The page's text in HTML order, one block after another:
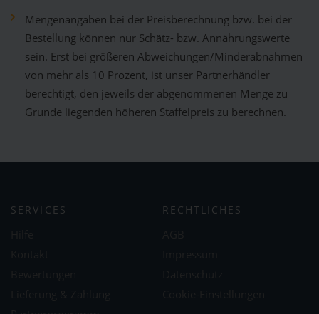
Mengenangaben bei der Preisberechnung bzw. bei der
Bestellung können nur Schätz- bzw. Annährungswerte
sein. Erst bei größeren Abweichungen/Minderabnahmen
von mehr als 10 Prozent, ist unser Partnerhändler
berechtigt, den jeweils der abgenommenen Menge zu
Grunde liegenden höheren Staffelpreis zu berechnen.
SERVICES RECHTLICHES